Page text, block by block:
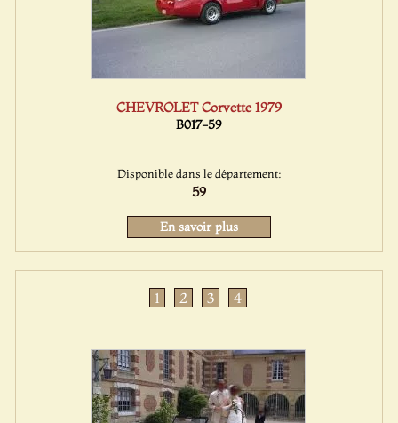
CHEVROLET Corvette 1979
B017-59
Disponible dans le département:
59
En savoir plus
1 2 3 4